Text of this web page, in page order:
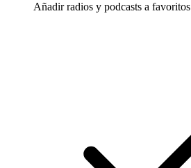
Añadir radios y podcasts a favoritos